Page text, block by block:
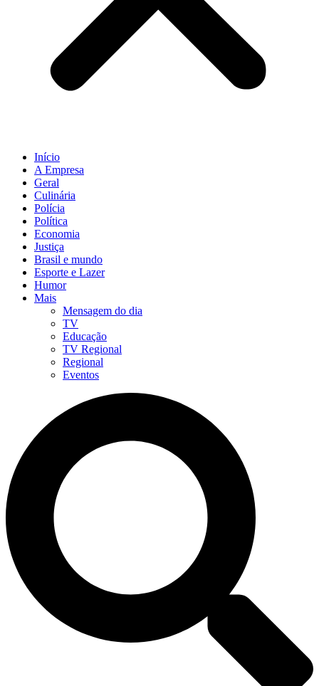
Início
A Empresa
Geral
Culinária
Polícia
Política
Economia
Justiça
Brasil e mundo
Esporte e Lazer
Humor
Mais
Mensagem do dia
TV
Educação
TV Regional
Regional
Eventos